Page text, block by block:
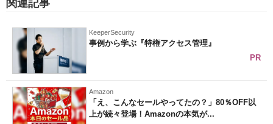
関連記事
KeeperSecurity
事例から学ぶ『特権アクセス管理』
PR
Amazon
「え、こんなセールやってたの？」80％OFF以
上が続々登場！Amazonの本気が...